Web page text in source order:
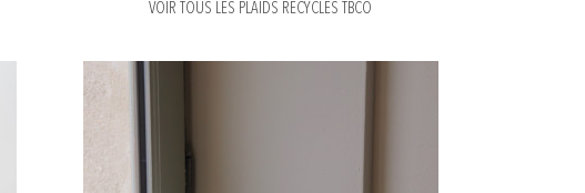
VOIR TOUS LES PLAIDS RECYCLES TBCO